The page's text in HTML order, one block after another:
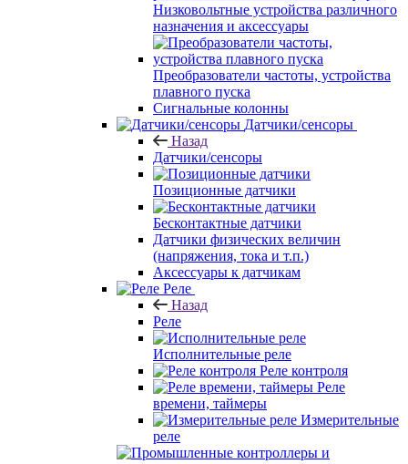
Низковольтные устройства различного
назначения и аксессуары
Преобразователи частоты, устройства
плавного пуска
Сигнальные колонны
Датчики/сенсоры
Назад
Датчики/сенсоры
Позиционные датчики
Бесконтактные датчики
Датчики физических величин
(напряжения, тока и т.п.)
Аксессуары к датчикам
Реле
Назад
Реле
Исполнительные реле
Реле контроля
Реле
времени, таймеры
Измерительные
реле